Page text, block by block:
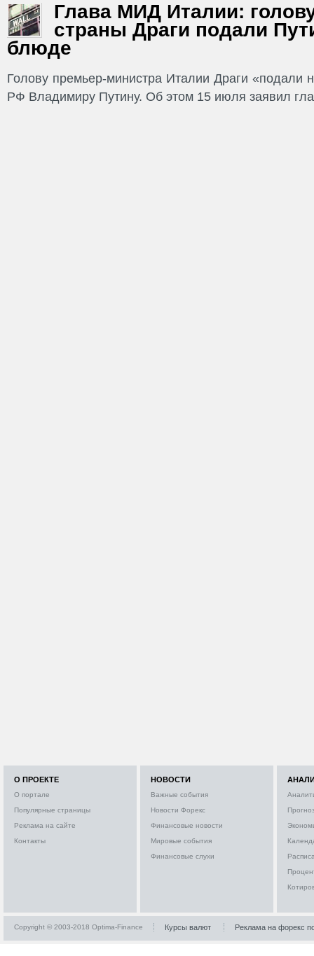
Глава МИД Италии:
страны Драги подали
блюде
Голову премьер-министра Италии Драги «подали
РФ Владимиру Путину. Об этом 15 июля заявил
О ПРОЕКТЕ
О портале
Популярные страницы
Реклама на сайте
Контакты
НОВОСТИ
Важные события
Новости Форекс
Финансовые новости
Мировые события
Финансовые слухи
Copyright © 2003-2018 Optima-Finance Курсы валют Реклама на форекс